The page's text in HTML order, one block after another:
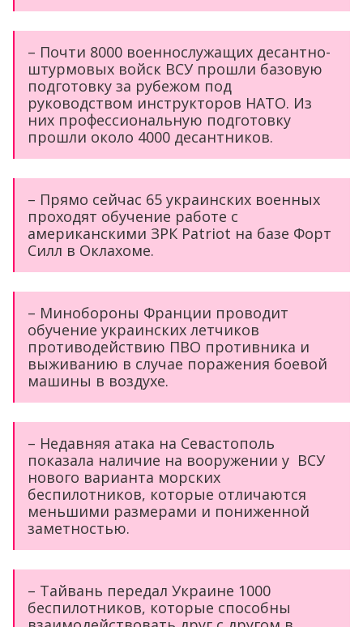
– Почти 8000 военнослужащих десантно-
штурмовых войск ВСУ прошли базовую
подготовку за рубежом под
руководством инструкторов НАТО. Из
них профессиональную подготовку
прошли около 4000 десантников.
– Прямо сейчас 65 украинских военных
проходят обучение работе с
американскими ЗРК Patriot на базе Форт
Силл в Оклахоме.
– Минобороны Франции проводит
обучение украинских летчиков
противодействию ПВО противника и
выживанию в случае поражения боевой
машины в воздухе.
– Недавняя атака на Севастополь
показала наличие на вооружении у ВСУ
нового варианта морских
беспилотников, которые отличаются
меньшими размерами и пониженной
заметностью.
– Тайвань передал Украине 1000
беспилотников, которые способны